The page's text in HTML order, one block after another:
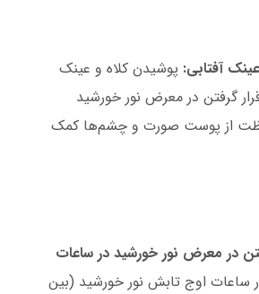
آفتابی: پوشیدن کلاه و عینک
گرفتن در معرض نور خورشید
از پوست صورت و چشم‌ها کمک
در معرض نور خورشید در ساعات
ساعات اوج تابش نور خورشید (بین